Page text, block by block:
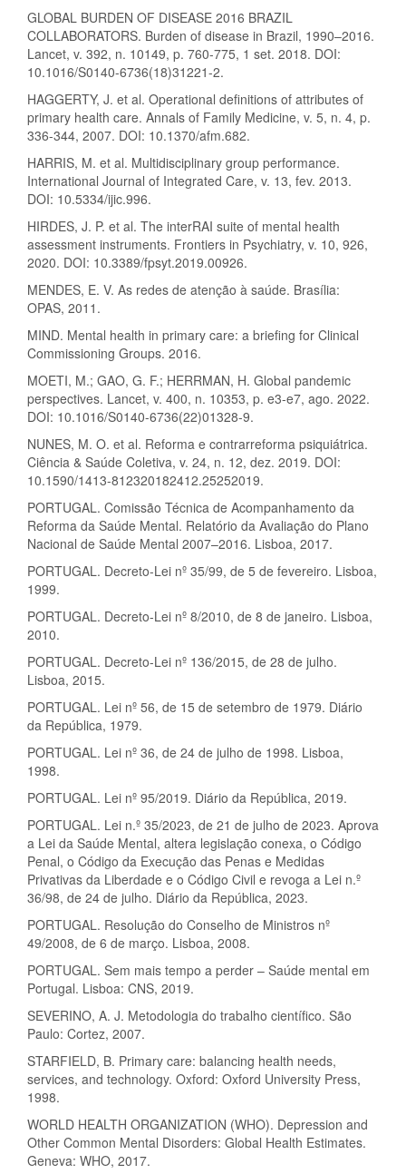
GLOBAL BURDEN OF DISEASE 2016 BRAZIL
COLLABORATORS. Burden of disease in Brazil, 1990–2016.
Lancet, v. 392, n. 10149, p. 760-775, 1 set. 2018. DOI:
10.1016/S0140-6736(18)31221-2.
HAGGERTY, J. et al. Operational definitions of attributes of
primary health care. Annals of Family Medicine, v. 5, n. 4, p.
336-344, 2007. DOI: 10.1370/afm.682.
HARRIS, M. et al. Multidisciplinary group performance.
International Journal of Integrated Care, v. 13, fev. 2013.
DOI: 10.5334/ijic.996.
HIRDES, J. P. et al. The interRAI suite of mental health
assessment instruments. Frontiers in Psychiatry, v. 10, 926,
2020. DOI: 10.3389/fpsyt.2019.00926.
MENDES, E. V. As redes de atenção à saúde. Brasília:
OPAS, 2011.
MIND. Mental health in primary care: a briefing for Clinical
Commissioning Groups. 2016.
MOETI, M.; GAO, G. F.; HERRMAN, H. Global pandemic
perspectives. Lancet, v. 400, n. 10353, p. e3-e7, ago. 2022.
DOI: 10.1016/S0140-6736(22)01328-9.
NUNES, M. O. et al. Reforma e contrarreforma psiquiátrica.
Ciência & Saúde Coletiva, v. 24, n. 12, dez. 2019. DOI:
10.1590/1413-812320182412.25252019.
PORTUGAL. Comissão Técnica de Acompanhamento da
Reforma da Saúde Mental. Relatório da Avaliação do Plano
Nacional de Saúde Mental 2007–2016. Lisboa, 2017.
PORTUGAL. Decreto-Lei nº 35/99, de 5 de fevereiro. Lisboa,
1999.
PORTUGAL. Decreto-Lei nº 8/2010, de 8 de janeiro. Lisboa,
2010.
PORTUGAL. Decreto-Lei nº 136/2015, de 28 de julho.
Lisboa, 2015.
PORTUGAL. Lei nº 56, de 15 de setembro de 1979. Diário
da República, 1979.
PORTUGAL. Lei nº 36, de 24 de julho de 1998. Lisboa,
1998.
PORTUGAL. Lei nº 95/2019. Diário da República, 2019.
PORTUGAL. Lei n.º 35/2023, de 21 de julho de 2023. Aprova
a Lei da Saúde Mental, altera legislação conexa, o Código
Penal, o Código da Execução das Penas e Medidas
Privativas da Liberdade e o Código Civil e revoga a Lei n.º
36/98, de 24 de julho. Diário da República, 2023.
PORTUGAL. Resolução do Conselho de Ministros nº
49/2008, de 6 de março. Lisboa, 2008.
PORTUGAL. Sem mais tempo a perder – Saúde mental em
Portugal. Lisboa: CNS, 2019.
SEVERINO, A. J. Metodologia do trabalho científico. São
Paulo: Cortez, 2007.
STARFIELD, B. Primary care: balancing health needs,
services, and technology. Oxford: Oxford University Press,
1998.
WORLD HEALTH ORGANIZATION (WHO). Depression and
Other Common Mental Disorders: Global Health Estimates.
Geneva: WHO, 2017.